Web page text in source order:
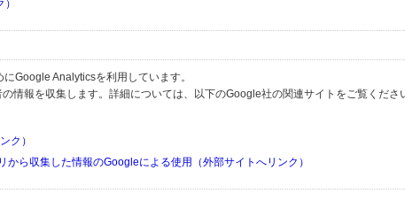
Google Analyticsを利用しています。
情報を収集します。詳細については、以下のGoogle社の関連サイトをご覧くださ
ク）
から収集した情報のGoogleによる使用（外部サイトへリンク）